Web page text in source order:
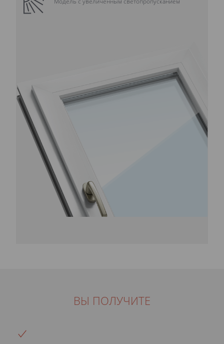
ВЫ ПОЛУЧИТЕ